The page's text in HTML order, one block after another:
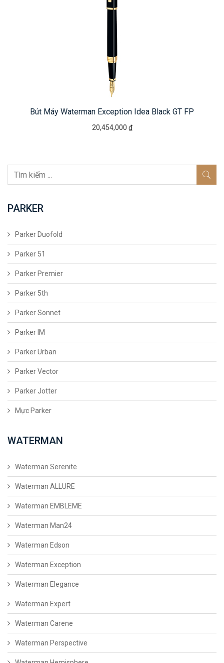
Bút Máy Waterman Exception Idea Black GT FP
20,454,000 ₫
PARKER
Parker Duofold
Parker 51
Parker Premier
Parker 5th
Parker Sonnet
Parker IM
Parker Urban
Parker Vector
Parker Jotter
Mực Parker
WATERMAN
Waterman Serenite
Waterman ALLURE
Waterman EMBLEME
Waterman Man24
Waterman Edson
Waterman Exception
Waterman Elegance
Waterman Expert
Waterman Carene
Waterman Perspective